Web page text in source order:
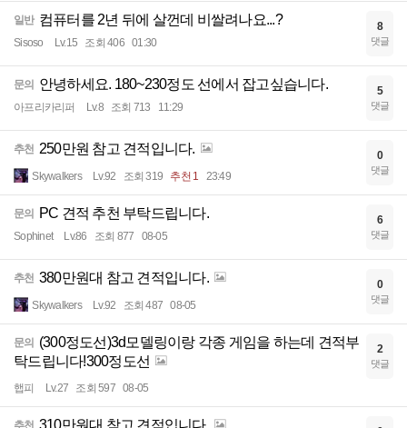
일반 컴퓨터를 2년 뒤에 살껀데 비쌀려나요...?
Sisoso Lv.15 조회 406 01:30
8
댓글
문의 안녕하세요. 180~230정도 선에서 잡고싶습니다.
아프리카리퍼 Lv.8 조회 713 11:29
5
댓글
추천 250만원 참고 견적입니다.
Skywalkers Lv.92 조회 319 추천 1 23:49
0
댓글
문의 PC 견적 추천 부탁드립니다.
Sophinet Lv.86 조회 877 08-05
6
댓글
추천 380만원대 참고 견적입니다.
Skywalkers Lv.92 조회 487 08-05
0
댓글
문의 (300정도선)3d모델링이랑 각종 게임을 하는데 견적부
탁드립니다!300정도선
햅피 Lv.27 조회 597 08-05
2
댓글
추천 310만원대 참고 견적입니다.